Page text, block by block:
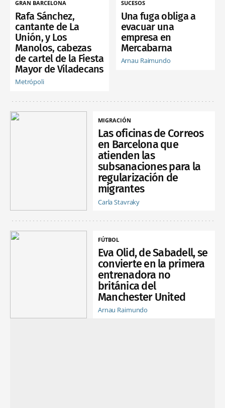
GRAN BARCELONA
Rafa Sánchez,
cantante de La
Unión, y Los
Manolos, cabezas
de cartel de la Fiesta
Mayor de Viladecans
Metrópoli
SUCESOS
Una fuga obliga a
evacuar una
empresa en
Mercabarna
Arnau Raimundo
MIGRACIÓN
Las oficinas de Correos
en Barcelona que
atienden las
subsanaciones para la
regularización de
migrantes
Carla Stavraky
FÚTBOL
Eva Olid, de Sabadell, se
convierte en la primera
entrenadora no
británica del
Manchester United
Arnau Raimundo